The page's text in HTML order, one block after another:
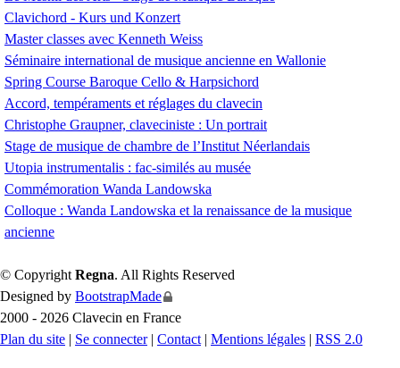
Clavichord - Kurs und Konzert
Master classes avec Kenneth Weiss
Séminaire international de musique ancienne en Wallonie
Spring Course Baroque Cello & Harpsichord
Accord, tempéraments et réglages du clavecin
Christophe Graupner, claveciniste : Un portrait
Stage de musique de chambre de l’Institut Néerlandais
Utopia instrumentalis : fac-similés au musée
Commémoration Wanda Landowska
Colloque : Wanda Landowska et la renaissance de la musique
ancienne
© Copyright Regna. All Rights Reserved
Designed by BootstrapMade
2000 - 2026 Clavecin en France
Plan du site | Se connecter| Contact | Mentions légales | RSS 2.0